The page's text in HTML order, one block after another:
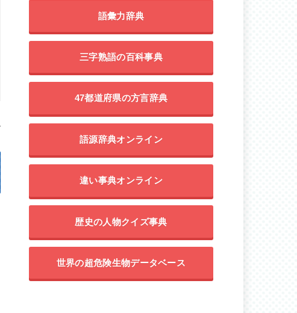
語彙力辞典
三字熟語の百科事典
47都道府県の方言辞典
語源辞典オンライン
違い事典オンライン
歴史の人物クイズ事典
世界の超危険生物データベース